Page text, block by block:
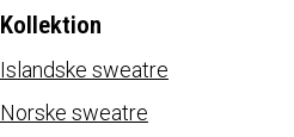
Kollektion
Islandske sweatre
Norske sweatre